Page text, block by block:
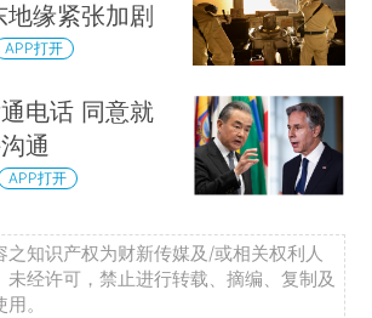
缘紧张加剧
APP打开
电话 同意就
通
APP打开
之知识产权为财新传媒及/或相关权利人
未经许可，禁止进行转载、摘编、复制及
。